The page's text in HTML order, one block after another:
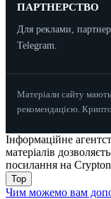
ПАРТНЕРСТВО
Для реклами,
Telegram.
Матеріали сайту
рекомендацією.
Інформаційне
матеріалів
посилання на
Top
Чим можемо вам